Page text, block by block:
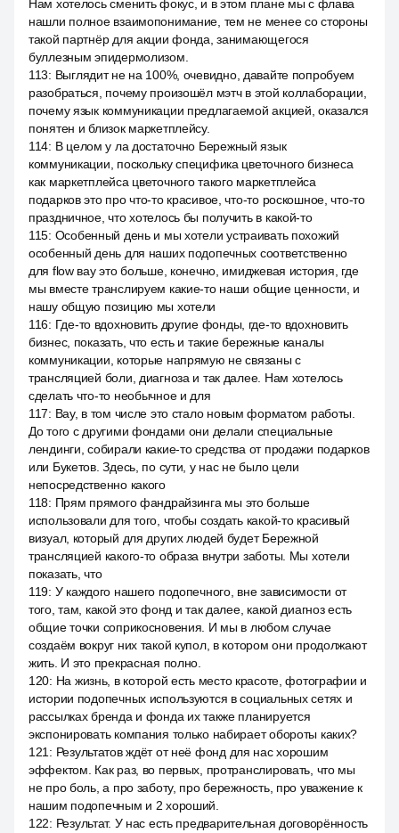
Нам хотелось сменить фокус, и в этом плане мы с флава
нашли полное взаимопонимание, тем не менее со стороны
такой партнёр для акции фонда, занимающегося
буллезным эпидермолизом.
113: Выглядит не на 100%, очевидно, давайте попробуем
разобраться, почему произошёл мэтч в этой коллаборации,
почему язык коммуникации предлагаемой акцией, оказался
понятен и близок маркетплейсу.
114: В целом у ла достаточно Бережный язык
коммуникации, поскольку специфика цветочного бизнеса
как маркетплейса цветочного такого маркетплейса
подарков это про что-то красивое, что-то роскошное, что-то
праздничное, что хотелось бы получить в какой-то
115: Особенный день и мы хотели устраивать похожий
особенный день для наших подопечных соответственно
для flow вау это больше, конечно, имиджевая история, где
мы вместе транслируем какие-то наши общие ценности, и
нашу общую позицию мы хотели
116: Где-то вдохновить другие фонды, где-то вдохновить
бизнес, показать, что есть и такие бережные каналы
коммуникации, которые напрямую не связаны с
трансляцией боли, диагноза и так далее. Нам хотелось
сделать что-то необычное и для
117: Вау, в том числе это стало новым форматом работы.
До того с другими фондами они делали специальные
лендинги, собирали какие-то средства от продажи подарков
или Букетов. Здесь, по сути, у нас не было цели
непосредственно какого
118: Прям прямого фандрайзинга мы это больше
использовали для того, чтобы создать какой-то красивый
визуал, который для других людей будет Бережной
трансляцией какого-то образа внутри заботы. Мы хотели
показать, что
119: У каждого нашего подопечного, вне зависимости от
того, там, какой это фонд и так далее, какой диагноз есть
общие точки соприкосновения. И мы в любом случае
создаём вокруг них такой купол, в котором они продолжают
жить. И это прекрасная полно.
120: На жизнь, в которой есть место красоте, фотографии и
истории подопечных используются в социальных сетях и
рассылках бренда и фонда их также планируется
экспонировать компания только набирает обороты каких?
121 : Результатов ждёт от неё фонд для нас хорошим
эффектом. Как раз, во первых, протранслировать, что мы
не про боль, а про заботу, про бережность, про уважение к
нашим подопечным и 2 хороший.
122: Результат. У нас есть предварительная договорённость